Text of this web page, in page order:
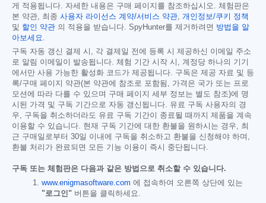
게 적용됩니다. 자세한 내용은 구매 페이지를 참조하십시오. 체험판은
본 약관, 최종 사용자 라이선스 계약/서비스 약관
개인정보/쿠키 정책
및 할인 약관 의 적용을 받습니다. SpyHunter를 제거하려면 방법을 알
아보세요
구독 자동 갱신 결제 시, 각 결제일 전에 등록 시 제공하신 이메일 주소
로 알림 이메일이 발송됩니다. 체험 기간 시작 시, 계정당 하나의 기기
에서만 사용 가능한 활성화 코드가 제공됩니다. 구독은 제공 자료 및 등
록/구매 페이지 약관(본 약관에 참조로 포함됨, 가격은 국가 또는 프로
모션에 따라 다를 수 있으며 구매 페이지 세부 정보는 별도 참조)에 명
시된 가격 및 구독 기간으로 자동 갱신됩니다. 유료 구독 사용자의 경
우, 구독을 취소하더라도 유료 구독 기간이 종료될 때까지 제품을 계속
이용할 수 있습니다. 현재 구독 기간에 대한 환불을 원하시는 경우, 최
근 구매일로부터 30일 이내에 구독을 취소하고 환불을 신청해야 하며,
환불 처리가 완료되면 모든 기능 이용이 즉시 중단됩니다.
구독 또는 체험판은 다음과 같은 방법으로 취소할 수 있습니다.
www.enigmasoftware.com 에 접속하여 오른쪽 상단에 있는
"로그인" 버튼을 클릭하세요.